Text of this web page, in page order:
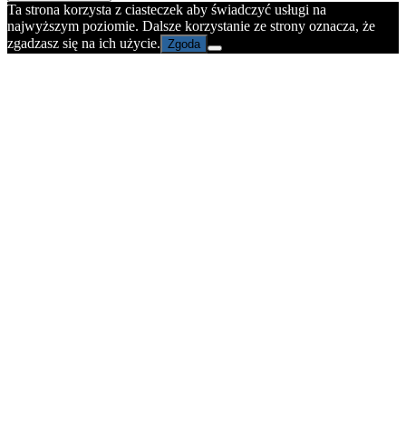
Ta strona korzysta z ciasteczek aby świadczyć usługi na
najwyższym poziomie. Dalsze korzystanie ze strony oznacza, że
zgadzasz się na ich użycie. Zgoda